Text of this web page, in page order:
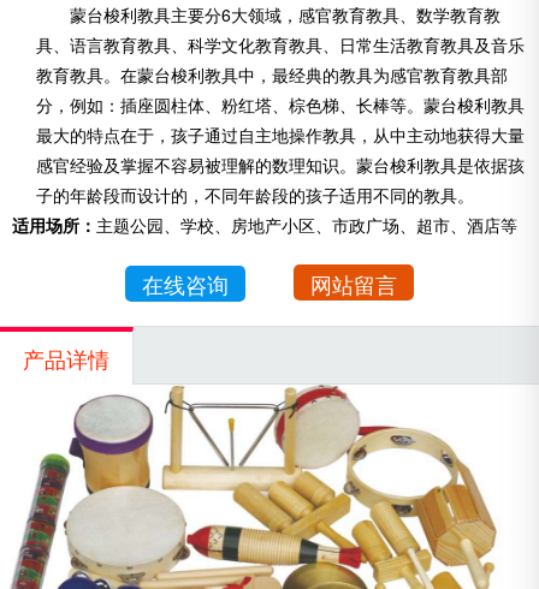
蒙台梭利教具主要分6大领域，感官教育教具、数学教育教
具、语言教育教具、科学文化教育教具、日常生活教育教具及音乐
教育教具。在蒙台梭利教具中，最经典的教具为感官教育教具部
分，例如：插座圆柱体、粉红塔、棕色梯、长棒等。蒙台梭利教具
最大的特点在于，孩子通过自主地操作教具，从中主动地获得大量
感官经验及掌握不容易被理解的数理知识。蒙台梭利教具是依据孩
子的年龄段而设计的，不同年龄段的孩子适用不同的教具。
适用场所： 主题公园、学校、房地产小区、市政广场、超市、酒店等
在线咨询 网站留言
产品详情